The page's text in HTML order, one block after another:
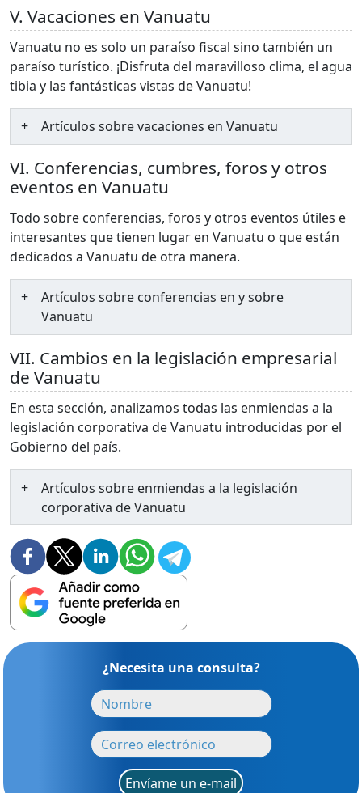
V. Vacaciones en Vanuatu
Vanuatu no es solo un paraíso fiscal sino también un
paraíso turístico. ¡Disfruta del maravilloso clima, el agua
tibia y las fantásticas vistas de Vanuatu!
Artículos sobre vacaciones en Vanuatu
VI. Conferencias, cumbres, foros y otros
eventos en Vanuatu
Todo sobre conferencias, foros y otros eventos útiles e
interesantes que tienen lugar en Vanuatu o que están
dedicados a Vanuatu de otra manera.
Artículos sobre conferencias en y sobre
Vanuatu
VII. Cambios en la legislación empresarial
de Vanuatu
En esta sección, analizamos todas las enmiendas a la
legislación corporativa de Vanuatu introducidas por el
Gobierno del país.
Artículos sobre enmiendas a la legislación
corporativa de Vanuatu
¿Necesita una consulta?
Envíame un e-mail